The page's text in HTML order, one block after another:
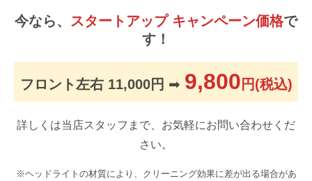
今なら、 スタートアップ キャンペーン価格で
す！
フロント左右 11,000円 ➡ 9,800 円(税込)
詳しくは当店スタッフまで、お気軽にお問い合わせくだ
さい。
※ヘッドライトの材質により、クリーニング効果に差が出る場合があ